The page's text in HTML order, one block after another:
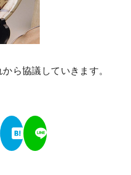
ら協議していきます。